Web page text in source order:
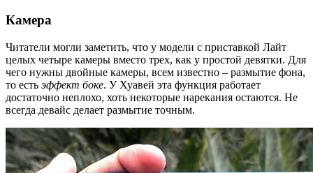
Камера
Читатели могли заметить, что у модели с приставкой Лайт
целых четыре камеры вместо трех, как у простой девятки. Для
чего нужны двойные камеры, всем известно – размытие фона,
то есть эффект боке. У Хуавей эта функция работает
достаточно неплохо, хоть некоторые нарекания остаются. Не
всегда девайс делает размытие точным.